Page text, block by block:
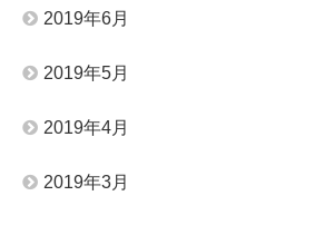
2019年6月
2019年5月
2019年4月
2019年3月